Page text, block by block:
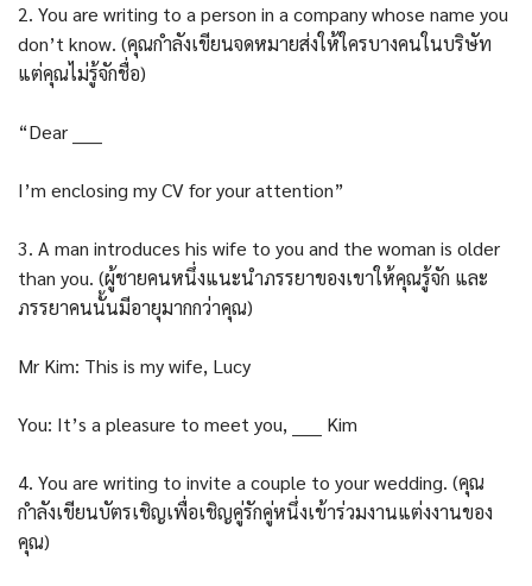
2. You are writing to a person in a company whose name you
don’t know. (คุณกำลังเขียนจดหมายส่งให้ใครบางคนในบริษัท
แต่คุณไม่รู้จักชื่อ)
“Dear _____
I’m enclosing my CV for your attention”
3. A man introduces his wife to you and the woman is older
than you. (ผู้ชายคนหนึ่งแนะนำภรรยาของเขาให้คุณรู้จัก และ
ภรรยาคนนั้นมีอายุมากกว่าคุณ)
Mr Kim: This is my wife, Lucy
You: It’s a pleasure to meet you, _____ Kim
4. You are writing to invite a couple to your wedding. (คุณ
กำลังเขียนบัตรเชิญเพื่อเชิญคู่รักคู่หนึ่งเข้าร่วมงานแต่งงานของ
คุณ)